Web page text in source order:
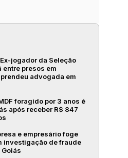
jogador da Seleção
entre presos em
advogada em
foragido por 3 anos é
após receber R$ 847
e empresário foge
investigação de fraude